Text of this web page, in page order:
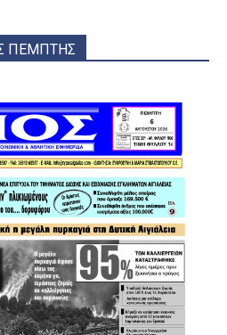
ΠΕΜΠΤΗΣ